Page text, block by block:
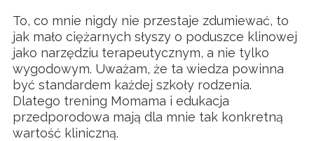
To, co mnie nigdy nie przestaje zdumiewać, to
jak mało ciężarnych słyszy o poduszce klinowej
jako narzędziu terapeutycznym, a nie tylko
wygodowym. Uważam, że ta wiedza powinna
być standardem każdej szkoły rodzenia.
Dlatego trening Momama i edukacja
przedporodowa mają dla mnie tak konkretną
wartość kliniczną.